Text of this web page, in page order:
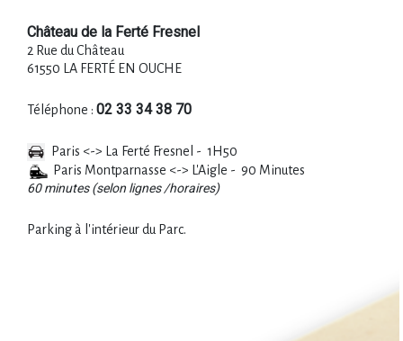
Château de la Ferté Fresnel
2 Rue du Château
61550 LA FERTÉ EN OUCHE
Téléphone : 02 33 34 38 70
Paris <-> La Ferté Fresnel - 1H50
Paris Montparnasse <-> L'Aigle - 90 Minutes
60 minutes (selon lignes /horaires)
Parking à l'intérieur du Parc.